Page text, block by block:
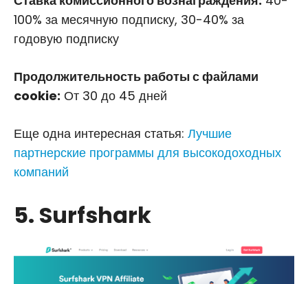
100% за месячную подписку, 30-40% за
годовую подписку
Продолжительность работы с файлами
cookie: От 30 до 45 дней
Еще одна интересная статья: Лучшие
партнерские программы для высокодоходных
компаний
5. Surfshark